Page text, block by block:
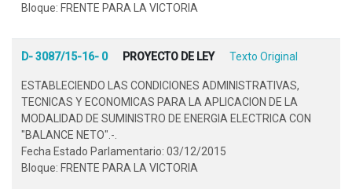
Bloque: FRENTE PARA LA VICTORIA
D- 3087/15-16- 0 PROYECTO DE LEY Texto Original
ESTABLECIENDO LAS CONDICIONES ADMINISTRATIVAS,
TECNICAS Y ECONOMICAS PARA LA APLICACION DE LA
MODALIDAD DE SUMINISTRO DE ENERGIA ELECTRICA CON
"BALANCE NETO".-.
Fecha Estado Parlamentario: 03/12/2015
Bloque: FRENTE PARA LA VICTORIA